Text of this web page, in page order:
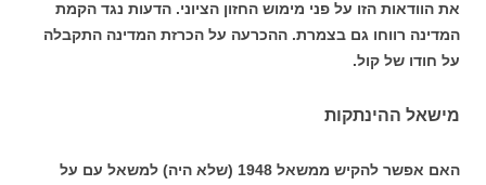
את הוודאות הזו על פני מימוש החזון הציוני. הדעות נגד הקמת
המדינה רווחו גם בצמרת. ההכרעה על הכרזת המדינה התקבלה
על חודו של קול.
מישאל ההינתקות
האם אפשר להקיש ממשאל 1948 (שלא היה) למשאל עם על